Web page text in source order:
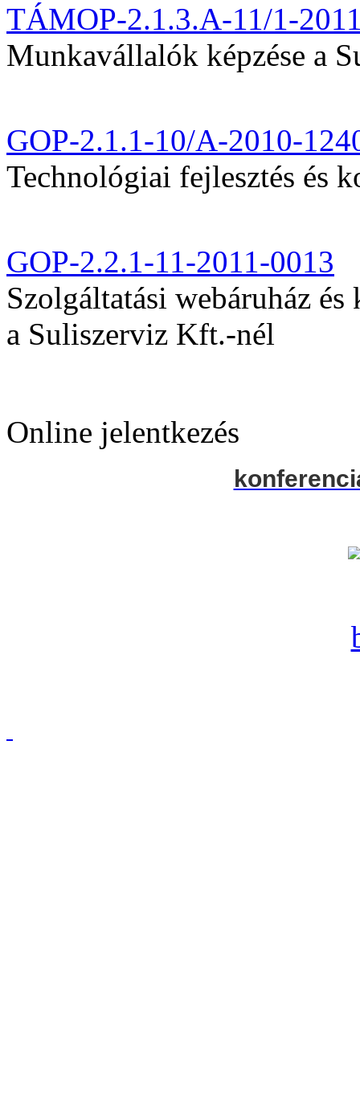
TÁMOP-2.1.3.A-11/1-
Munkavállalók képzése a
GOP-2.1.1-10/A-2010-
Technológiai fejlesztés és
GOP-2.2.1-11-2011-0013
Szolgáltatási webáruház
a Suliszerviz Kft.-nél
Online jelentkezés